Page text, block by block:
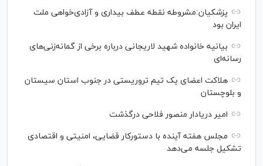
پزشکیان:مشروطه نقطه عطف بیداری و آزادی‌خواهی ملت
ایران بود
بیانیه خانواده شهید لاریجانی درباره برخی از گمانه‌زنی‌های
رسانه‌ای
هلاکت اعضای یک تیم تروریستی در جنوب استان سیستان
و بلوچستان
امیر دریادار منصور فلاحی درگذشت
مجلس هفته آینده با دستورکار قضایی، امنیتی و اقتصادی
تشکیل جلسه می‌دهد